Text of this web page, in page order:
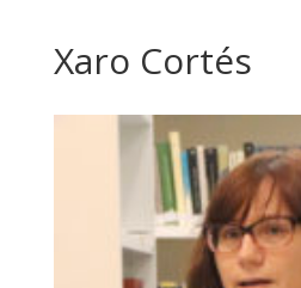
Xaro Cortés